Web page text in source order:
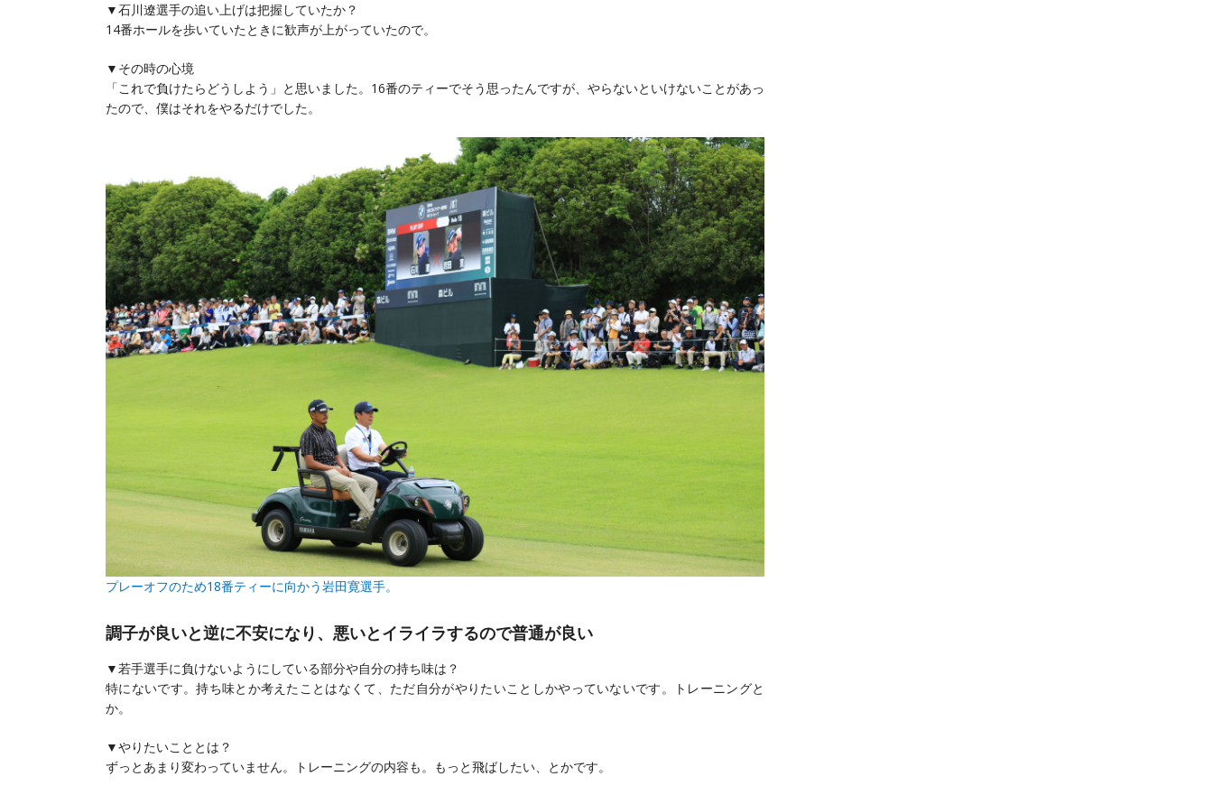
▼石川遼選手の追い上げは把握していたか？
14番ホールを歩いていたときに歓声が上がっていたので。
▼その時の心境
「これで負けたらどうしよう」と思いました。16番のティーでそう思ったんですが、やらないといけないことがあっ
たので、僕はそれをやるだけでした。
プレーオフのため18番ティーに向かう岩田寛選手。
調子が良いと逆に不安になり、悪いとイライラするので普通が良い
▼若手選手に負けないようにしている部分や自分の持ち味は？
特にないです。持ち味とか考えたことはなくて、ただ自分がやりたいことしかやっていないです。トレーニングと
か。
▼やりたいこととは？
ずっとあまり変わっていません。トレーニングの内容も。もっと飛ばしたい、とかです。